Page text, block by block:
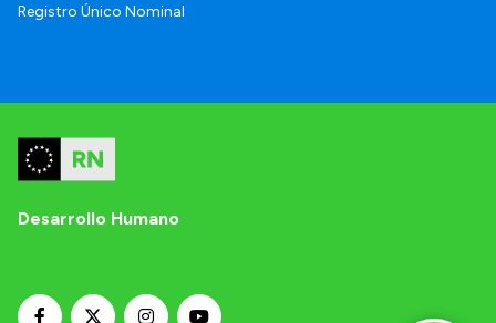
Registro Único Nominal
Desarrollo Humano